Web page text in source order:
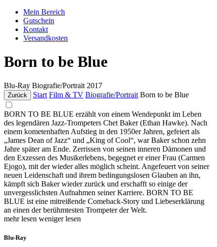
Mein Bereich
Gutschein
Kontakt
Versandkosten
Born to be Blue
Blu-Ray Biografie/Portrait 2017
Zurück Start Film & TV Biografie/Portrait Born to be Blue
BORN TO BE BLUE erzählt von einem Wendepunkt im Leben
des legendären Jazz-Trompeters Chet Baker (Ethan Hawke). Nach
einem kometenhaften Aufstieg in den 1950er Jahren, gefeiert als
„James Dean of Jazz“ und „King of Cool“, war Baker schon zehn
Jahre später am Ende. Zerrissen von seinen inneren Dämonen und
den Exzessen des Musikerlebens, begegnet er einer Frau (Carmen
Ejogo), mit der wieder alles möglich scheint. Angefeuert von seiner
neuen Leidenschaft und ihrem bedingungslosen Glauben an ihn,
kämpft sich Baker wieder zurück und erschafft so einige der
unvergesslichsten Aufnahmen seiner Karriere. BORN TO BE
BLUE ist eine mitreißende Comeback-Story und Liebeserklärung
an einen der berühmtesten Trompeter der Welt.
mehr lesen weniger lesen
Blu-Ray